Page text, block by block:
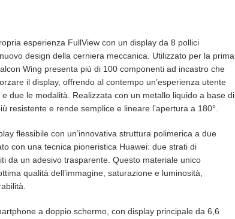
esperienza FullView con un display da 8 pollici
design della cerniera meccanica. Utilizzato per la prima
Wing presenta più di 100 componenti ad incastro che
il display, offrendo al contempo un’esperienza utente
due le modalità. Realizzata con un metallo liquido a base di
resistente e rende semplice e lineare l’apertura a 180°.
flessibile con un’innovativa struttura polimerica a due
con una tecnica pioneristica Huawei: due strati di
da un adesivo trasparente. Questo materiale unico
qualità dell’immagine, saturazione e luminosità,
a doppio schermo, con display principale da 6,6